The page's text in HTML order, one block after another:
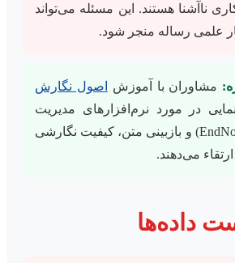
ناآشنا هستند. این مسئله می‌تواند
علمی رساله منجر شود.
مشاوران با آموزش
اصول نگارش
در مورد نرم‌افزارهای مدیریت
منابع (مانند EndNote) و بازبینی متن، کیفیت نگارشی
می‌دهند.
داده‌ها